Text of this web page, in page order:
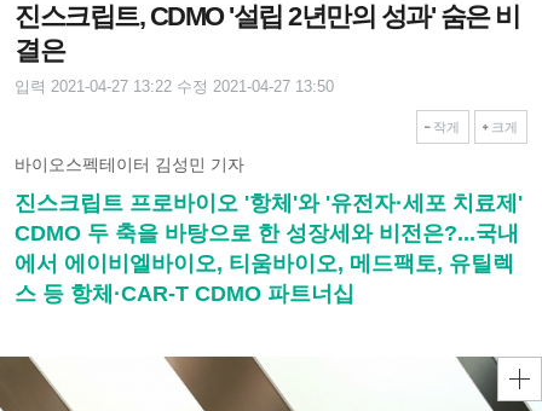
진스크립트, CDMO '설립 2년만의 성과' 숨은 비
결은
입력 2021-04-27 13:22 수정 2021-04-27 13:50
작게 크게
바이오스펙테이터 김성민 기자
진스크립트 프로바이오 '항체'와 '유전자·세포 치료제'
CDMO 두 축을 바탕으로 한 성장세와 비전은?...국내
에서 에이비엘바이오, 티움바이오, 메드팩토, 유틸렉
스 등 항체·CAR-T CDMO 파트너십